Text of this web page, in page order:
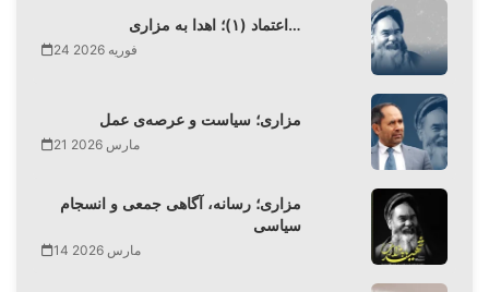
اعتماد (۱)؛ اهدا به مزاری…
24 فوریه 2026
مزاری؛ سیاست و عرصه‌ی عمل
21 مارس 2026
مزاری؛ رسانه، آگاهی جمعی و انسجام
سیاسی
14 مارس 2026